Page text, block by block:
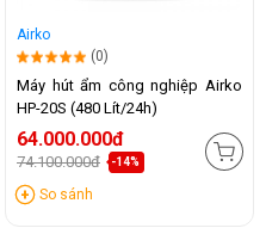
Airko
(0)
Máy hút ẩm công nghiệp Airko
HP-20S (480 Lít/24h)
64.000.000đ
74.100.000đ -14%
So sánh